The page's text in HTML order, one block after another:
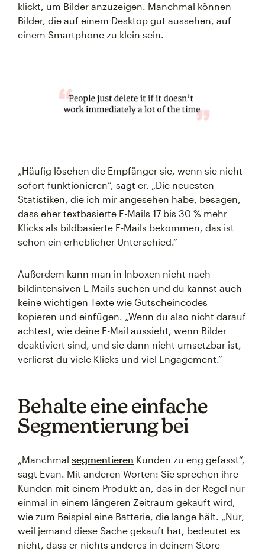
klickt, um Bilder anzuzeigen. Manchmal können
Bilder, die auf einem Desktop gut aussehen, auf
einem Smartphone zu klein sein.
„Häufig löschen die Empfänger sie, wenn sie nicht
sofort funktionieren“, sagt er. „Die neuesten
Statistiken, die ich mir angesehen habe, besagen,
dass eher textbasierte E-Mails 17 bis 30 % mehr
Klicks als bildbasierte E-Mails bekommen, das ist
schon ein erheblicher Unterschied.“
Außerdem kann man in Inboxen nicht nach
bildintensiven E-Mails suchen und du kannst auch
keine wichtigen Texte wie Gutscheincodes
kopieren und einfügen. „Wenn du also nicht darauf
achtest, wie deine E-Mail aussieht, wenn Bilder
deaktiviert sind, und sie dann nicht umsetzbar ist,
verlierst du viele Klicks und viel Engagement.“
Behalte eine einfache
Segmentierung bei
„Manchmal segmentieren Kunden zu eng gefasst“,
sagt Evan. Mit anderen Worten: Sie sprechen ihre
Kunden mit einem Produkt an, das in der Regel nur
einmal in einem längeren Zeitraum gekauft wird,
wie zum Beispiel eine Batterie, die lange hält. „Nur,
weil jemand diese Sache gekauft hat, bedeutet es
nicht, dass er nichts anderes in deinem Store